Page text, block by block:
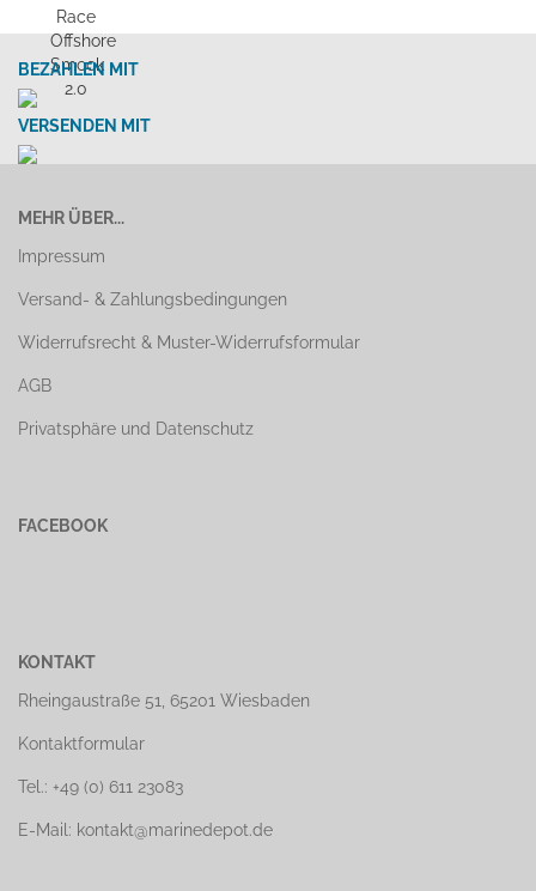
BEZAHLEN MIT
VERSENDEN MIT
MEHR ÜBER...
Impressum
Versand- & Zahlungsbedingungen
Widerrufsrecht & Muster-Widerrufsformular
AGB
Privatsphäre und Datenschutz
FACEBOOK
KONTAKT
Rheingaustraße 51, 65201 Wiesbaden
Kontaktformular
Tel.: +49 (0) 611 23083
E-Mail: kontakt@marinedepot.de